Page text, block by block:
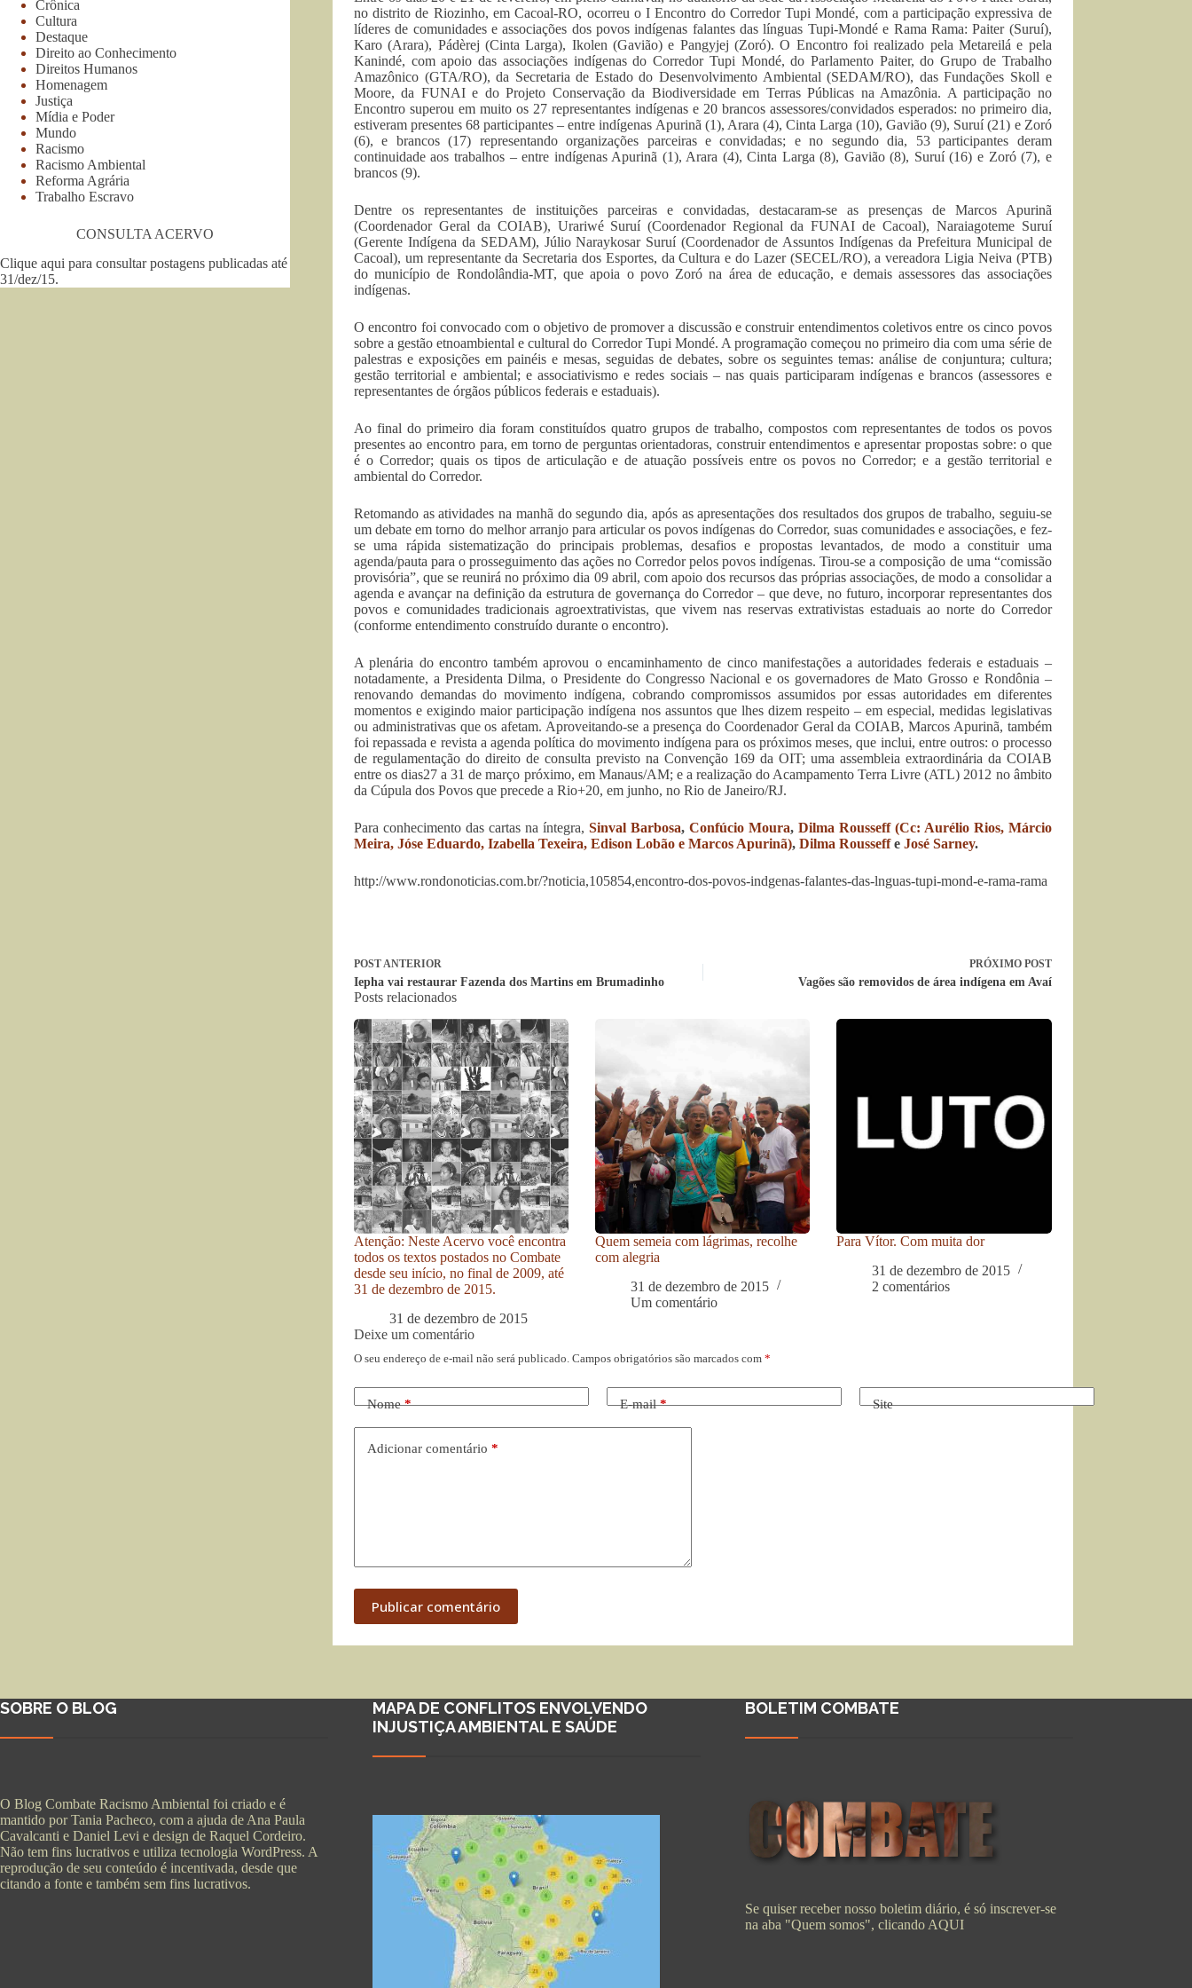
no distrito de Riozinho, em Cacoal-RO, ocorreu o I Encontro do Corredor Tupi Mondé, com a participação expressiva de
líderes de comunidades e associações dos povos indígenas falantes das línguas Tupi-Mondé e Rama Rama: Paiter (Suruí),
Karo (Arara), Pádèrej (Cinta Larga), Ikolen (Gavião) e Pangyjej (Zoró). O Encontro foi realizado pela Metareilá e pela
Kanindé, com apoio das associações indígenas do Corredor Tupi Mondé, do Parlamento Paiter, do Grupo de Trabalho
Amazônico (GTA/RO), da Secretaria de Estado do Desenvolvimento Ambiental (SEDAM/RO), das Fundações Skoll e
Moore, da FUNAI e do Projeto Conservação da Biodiversidade em Terras Públicas na Amazônia. A participação no
Encontro superou em muito os 27 representantes indígenas e 20 brancos assessores/convidados esperados: no primeiro dia,
estiveram presentes 68 participantes – entre indígenas Apurinã (1), Arara (4), Cinta Larga (10), Gavião (9), Suruí (21) e Zoró
(6), e brancos (17) representando organizações parceiras e convidadas; e no segundo dia, 53 participantes deram
continuidade aos trabalhos – entre indígenas Apurinã (1), Arara (4), Cinta Larga (8), Gavião (8), Suruí (16) e Zoró (7), e
brancos (9).
Dentre os representantes de instituições parceiras e convidadas, destacaram-se as presenças de Marcos Apurinã
(Coordenador Geral da COIAB), Urariwé Suruí (Coordenador Regional da FUNAI de Cacoal), Naraiagoteme Suruí
(Gerente Indígena da SEDAM), Júlio Naraykosar Suruí (Coordenador de Assuntos Indígenas da Prefeitura Municipal de
Cacoal), um representante da Secretaria dos Esportes, da Cultura e do Lazer (SECEL/RO), a vereadora Ligia Neiva (PTB)
do município de Rondolândia-MT, que apoia o povo Zoró na área de educação, e demais assessores das associações
indígenas.
O encontro foi convocado com o objetivo de promover a discussão e construir entendimentos coletivos entre os cinco povos
sobre a gestão etnoambiental e cultural do Corredor Tupi Mondé. A programação começou no primeiro dia com uma série de
palestras e exposições em painéis e mesas, seguidas de debates, sobre os seguintes temas: análise de conjuntura; cultura;
gestão territorial e ambiental; e associativismo e redes sociais – nas quais participaram indígenas e brancos (assessores e
representantes de órgãos públicos federais e estaduais).
Ao final do primeiro dia foram constituídos quatro grupos de trabalho, compostos com representantes de todos os povos
presentes ao encontro para, em torno de perguntas orientadoras, construir entendimentos e apresentar propostas sobre: o que
é o Corredor; quais os tipos de articulação e de atuação possíveis entre os povos no Corredor; e a gestão territorial e
ambiental do Corredor.
Retomando as atividades na manhã do segundo dia, após as apresentações dos resultados dos grupos de trabalho, seguiu-se
um debate em torno do melhor arranjo para articular os povos indígenas do Corredor, suas comunidades e associações, e fez-
se uma rápida sistematização do principais problemas, desafios e propostas levantados, de modo a constituir uma
agenda/pauta para o prosseguimento das ações no Corredor pelos povos indígenas. Tirou-se a composição de uma “comissão
provisória”, que se reunirá no próximo dia 09 abril, com apoio dos recursos das próprias associações, de modo a consolidar a
agenda e avançar na definição da estrutura de governança do Corredor – que deve, no futuro, incorporar representantes dos
povos e comunidades tradicionais agroextrativistas, que vivem nas reservas extrativistas estaduais ao norte do Corredor
(conforme entendimento construído durante o encontro).
A plenária do encontro também aprovou o encaminhamento de cinco manifestações a autoridades federais e estaduais –
notadamente, a Presidenta Dilma, o Presidente do Congresso Nacional e os governadores de Mato Grosso e Rondônia –
renovando demandas do movimento indígena, cobrando compromissos assumidos por essas autoridades em diferentes
momentos e exigindo maior participação indígena nos assuntos que lhes dizem respeito – em especial, medidas legislativas
ou administrativas que os afetam. Aproveitando-se a presença do Coordenador Geral da COIAB, Marcos Apurinã, também
foi repassada e revista a agenda política do movimento indígena para os próximos meses, que inclui, entre outros: o processo
de regulamentação do direito de consulta previsto na Convenção 169 da OIT; uma assembleia extraordinária da COIAB
entre os dias27 a 31 de março próximo, em Manaus/AM; e a realização do Acampamento Terra Livre (ATL) 2012 no âmbito
da Cúpula dos Povos que precede a Rio+20, em junho, no Rio de Janeiro/RJ.
Para conhecimento das cartas na íntegra, Sinval Barbosa, Confúcio Moura, Dilma Rousseff (Cc: Aurélio Rios, Márcio
Meira, Jóse Eduardo, Izabella Texeira, Edison Lobão e Marcos Apurinã), Dilma Rousseffe José Sarney.
http://www.rondonoticias.com.br/?noticia,105854,encontro-dos-povos-indgenas-falantes-das-lnguas-tupi-mond-e-rama-rama
POSTANTERIOR
Iepha vai restaurar Fazenda dos Martins em Brumadinho
PRÓXIMO POST
Vagões são removidos de área indígena em Avaí
Posts relacionados
Atenção: Neste Acervo você encontra
todos os textos postados no Combate
desde seu início, no final de 2009, até
31 de dezembro de 2015.
31 de dezembro de 2015
Quem semeia com lágrimas, recolhe
com alegria
31 de dezembro de 2015
Um comentário
Para Vítor. Com muita dor
31 de dezembro de 2015
2 comentários
Deixe um comentário
O seu endereço de e-mail não será publicado. Campos obrigatórios são marcados com *
Nome* E-mail* Site
Adicionar comentário *
Publicar comentário
Crônica
Cultura
Destaque
Direito ao Conhecimento
Direitos Humanos
Homenagem
Justiça
Mídia e Poder
Mundo
Racismo
Racismo Ambiental
Reforma Agrária
Trabalho Escravo
CONSULTA ACERVO
Clique aqui para consultar postagens publicadas até
31/dez/15.
SOBRE O BLOG
O Blog Combate Racismo Ambiental foi criado e é
mantido por Tania Pacheco, com a ajuda de Ana Paula
Cavalcanti e Daniel Levi e design de Raquel Cordeiro.
Não tem fins lucrativos e utiliza tecnologia WordPress. A
reprodução de seu conteúdo é incentivada, desde que
citando a fonte e também sem fins lucrativos.
MAPA DE CONFLITOS ENVOLVENDO
INJUSTIÇA AMBIENTAL E SAÚDE
BOLETIM COMBATE
Se quiser receber nosso boletim diário, é só inscrever-se
na aba "Quem somos", clicando AQUI